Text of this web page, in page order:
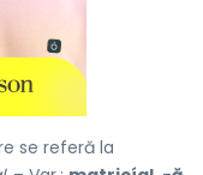
se referă la